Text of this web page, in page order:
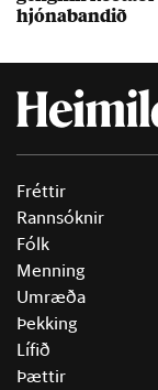
hjóna­band­ið
Fréttir
Rannsóknir
Fólk
Menning
Umræða
Þekking
Lífið
Þættir